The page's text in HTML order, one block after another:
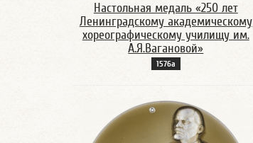
Настольная медаль «250 лет
Ленинградскому академическому
хореографическому училищу им.
А.Я.Вагановой»
1576а